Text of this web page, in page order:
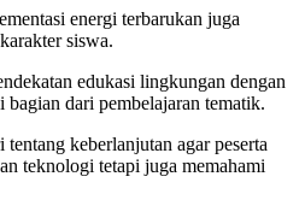
energi terbarukan juga
siswa.
edukasi lingkungan dengan
dari pembelajaran tematik.
keberlanjutan agar peserta
teknologi tetapi juga memahami